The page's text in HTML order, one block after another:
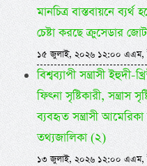
মানচিত্র বাস্তবায়নে
চেষ্টা করছে ক্রুসেডার জোট
১৫ জুলাই, ২০২৬ ১২:০০ এএম,
বিশ্বব্যাপী সন্ত্রাসী
ফিৎনা সৃষ্টিকারী, সন্ত্রাস
ব্যবহৃত সন্ত্রাসী
তথ্যজালিকা (২)
১৩ জুলাই, ২০২৬ ১২:০০ এএম,